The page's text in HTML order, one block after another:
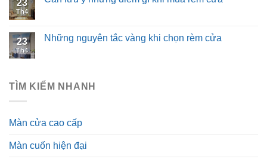
23
Th4
23
Th4
Những nguyên tắc vàng khi chọn rèm cửa
TÌM KIẾM NHANH
Màn cửa cao cấp
Màn cuốn hiện đại